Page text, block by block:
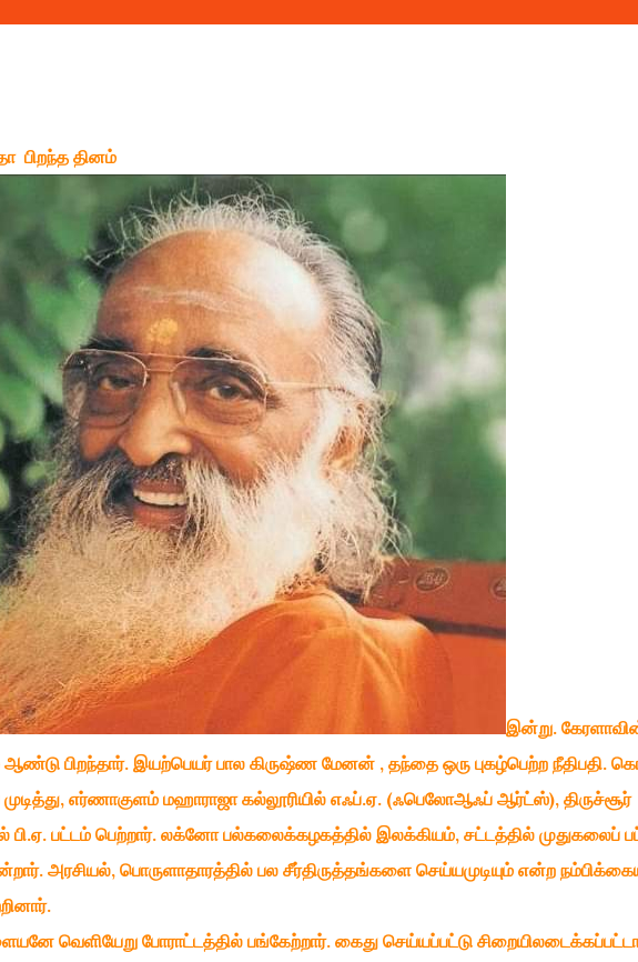
பிறந்த தினம்
இன்று.
பிறந்தார். இயற்பெயர் பால கிருஷ்ண மேனன் , தந்தை ஒரு புகழ்பெற்ற நீதிபதி.
முடித்து, எர்ணாகுளம் மஹாராஜா கல்லூரியில் எஃப்.ஏ. (ஃபெலோஆஃப் ஆர்ட்ஸ்), திருச்சூர்
பி.ஏ. பட்டம் பெற்றார். லக்னோ பல்கலைக்கழகத்தில் இலக்கியம், சட்டத்தில் முதுகலைப்
அரசியல், பொருளாதாரத்தில் பல சீர்திருத்தங்களை செய்யமுடியும் என்ற
வெளியேறு போராட்டத்தில் பங்கேற்றார். கைது செய்யப்பட்டு